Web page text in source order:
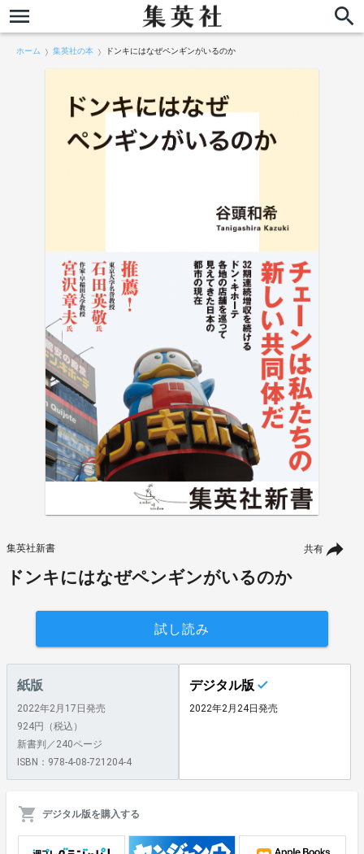
ホーム 集英社の本 ドンキにはなぜペンギンがいるのか
共有
集英社新書
ドンキにはなぜペンギンがいるのか
試し読み
紙版
2022年2月17日発売
924円（税込）
新書判／240ページ
ISBN：978-4-08-721204-4
デジタル版
2022年2月24日発売
デジタル版を購入する